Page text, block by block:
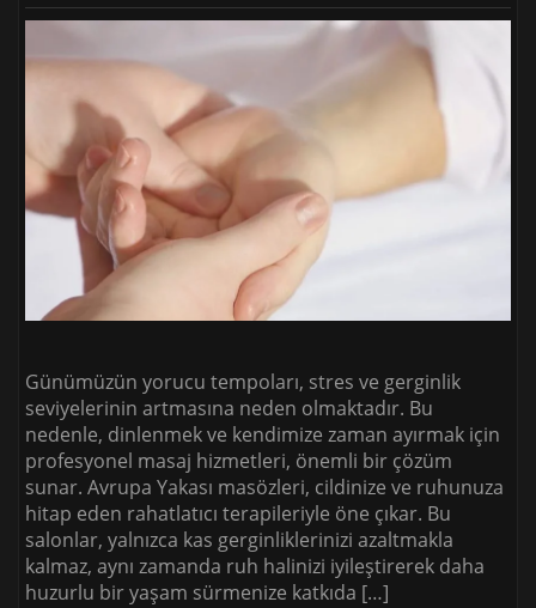
Günümüzün yorucu tempoları, stres ve gerginlik
seviyelerinin artmasına neden olmaktadır. Bu
nedenle, dinlenmek ve kendimize zaman ayırmak için
profesyonel masaj hizmetleri, önemli bir çözüm
sunar. Avrupa Yakası masözleri, cildinize ve ruhunuza
hitap eden rahatlatıcı terapileriyle öne çıkar. Bu
salonlar, yalnızca kas gerginliklerinizi azaltmakla
kalmaz, aynı zamanda ruh halinizi iyileştirerek daha
huzurlu bir yaşam sürmenize katkıda […]